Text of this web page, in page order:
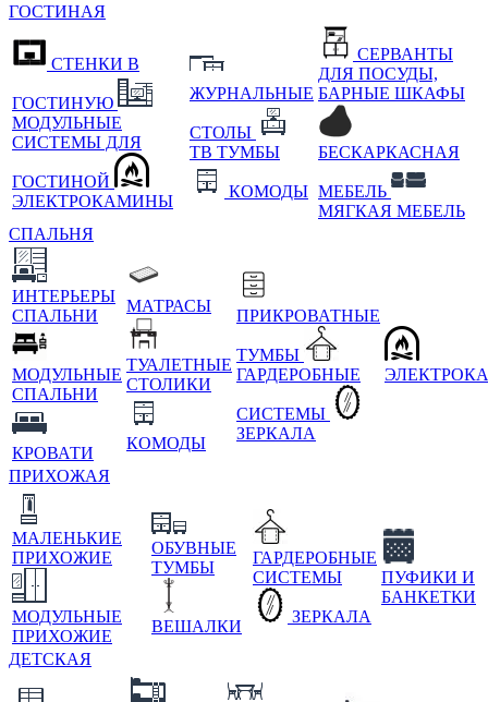
ГОСТИНАЯ
СТЕНКИ В
ГОСТИНУЮ
МОДУЛЬНЫЕ
СИСТЕМЫ ДЛЯ
ГОСТИНОЙ
ЭЛЕКТРОКАМИНЫ
ЖУРНАЛЬНЫЕ
СТОЛЫ
ТВ ТУМБЫ
КОМОДЫ
СЕРВАНТЫ
ДЛЯ ПОСУДЫ,
БАРНЫЕ ШКАФЫ
БЕСКАРКАСНАЯ
МЕБЕЛЬ
МЯГКАЯ МЕБЕЛЬ
СПАЛЬНЯ
ИНТЕРЬЕРЫ
СПАЛЬНИ
МОДУЛЬНЫЕ
СПАЛЬНИ
КРОВАТИ
МАТРАСЫ
ТУАЛЕТНЫЕ
СТОЛИКИ
КОМОДЫ
ПРИКРОВАТНЫЕ
ТУМБЫ
ГАРДЕРОБНЫЕ
СИСТЕМЫ
ЗЕРКАЛА
ПРИХОЖАЯ
МАЛЕНЬКИЕ
ПРИХОЖИЕ
МОДУЛЬНЫЕ
ПРИХОЖИЕ
ОБУВНЫЕ
ТУМБЫ
ВЕШАЛКИ
ГАРДЕРОБНЫЕ
СИСТЕМЫ
ЗЕРКАЛА
ПУФИКИ И
БАНКЕТКИ
ДЕТСКАЯ